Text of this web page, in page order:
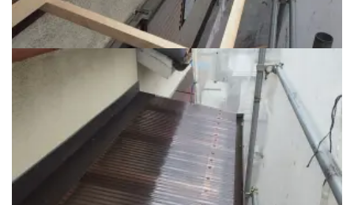
波板木下地交換